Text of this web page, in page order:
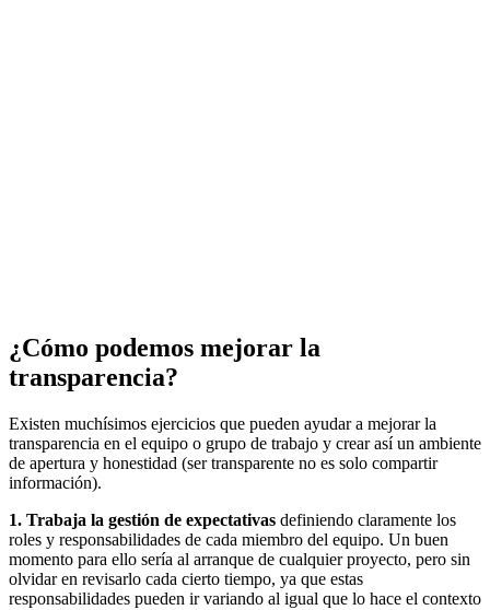
¿Cómo podemos mejorar la
transparencia?
Existen muchísimos ejercicios que pueden ayudar a mejorar la
transparencia en el equipo o grupo de trabajo y crear así un ambiente
de apertura y honestidad (ser transparente no es solo compartir
información).
1. Trabaja la gestión de expectativas definiendo claramente los
roles y responsabilidades de cada miembro del equipo. Un buen
momento para ello sería al arranque de cualquier proyecto, pero sin
olvidar en revisarlo cada cierto tiempo, ya que estas
responsabilidades pueden ir variando al igual que lo hace el contexto